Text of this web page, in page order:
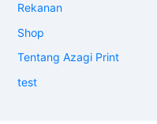
Rekanan
Shop
Tentang Azagi Print
test